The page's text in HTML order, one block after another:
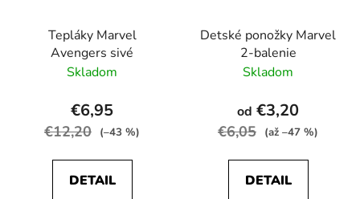
Tepláky Marvel
Avengers sivé
Skladom
€6,95
€12,20 (–43 %)
DETAIL
Detské ponožky Marvel
2-balenie
Skladom
od €3,20
€6,05 (až –47 %)
DETAIL